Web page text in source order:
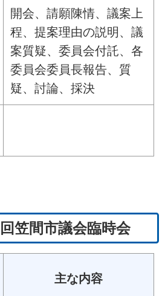
開会、請願陳情、議案上
程、提案理由の説明、議
案質疑、委員会付託、各
委員会委員長報告、質
疑、討論、採決
笠間市議会臨時会
主な内容